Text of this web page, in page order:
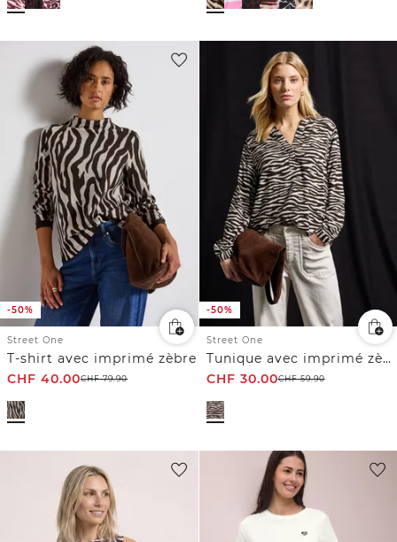
-50%
Street One
T-shirt avec imprimé zèbre
CHF 40.00CHF79.90
-50%
Street One
Tunique avec imprimé zèbre
CHF 30.00CHF59.90